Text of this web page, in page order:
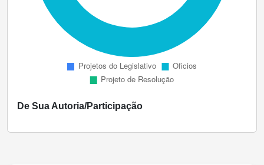
De Sua Autoria/Participação